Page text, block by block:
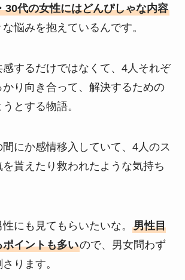
30代の女性にはどんぴしゃな内容
悩みを抱えているんです。
するだけではなくて、4人それぞ
り向き合って、解決するための
とする物語。
にか感情移入していて、4人のス
を貰えたり救われたような気持ち
にも見てもらいたいな。 男性目
イントも多いので、男女問わず
ります。